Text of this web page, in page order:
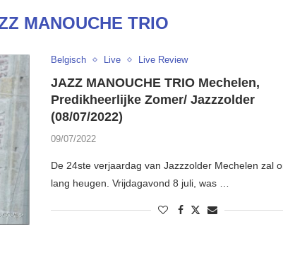
MANOUCHE TRIO
Belgisch Live Live Review
JAZZ MANOUCHE TRIO Mechelen,
Predikheerlijke Zomer/ Jazzzolder
(08/07/2022)
09/07/2022
De 24ste verjaardag van Jazzzolder Mechelen zal
lang heugen. Vrijdagavond 8 juli, was …